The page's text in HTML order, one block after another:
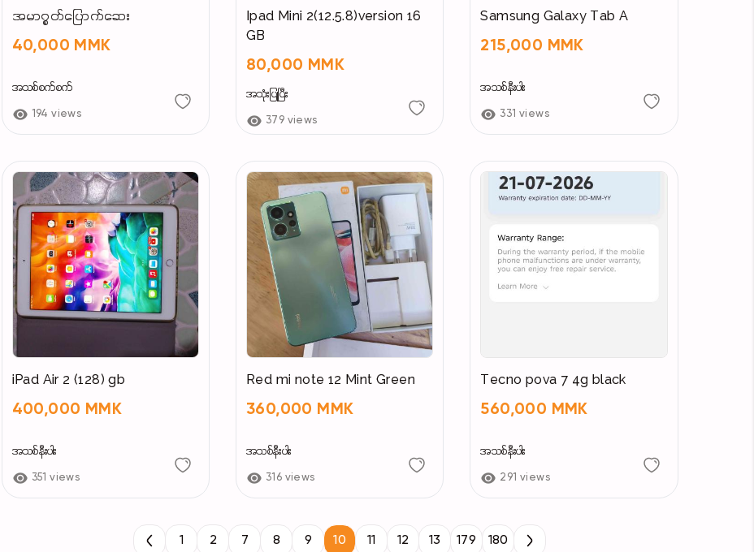
အမာ၇ွတ်ပြောက်ဆေး
40,000 MMK
အသစ်စက်စက်
194 views
Ipad Mini 2(12.5.8)version 16
GB
80,000 MMK
အသုံးပြုပြီး
379 views
Samsung Galaxy Tab A
215,000 MMK
အသစ်နီးပါး
331 views
iPad Air 2 (128) gb
400,000 MMK
အသစ်နီးပါး
351 views
Red mi note 12 Mint Green
360,000 MMK
အသစ်နီးပါး
316 views
Tecno pova 7 4g black
560,000 MMK
အသစ်နီးပါး
291 views
1 2 7 8 9 10 11 12 13 179 180